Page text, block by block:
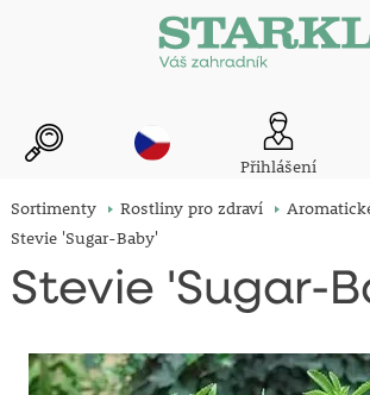
Přihlášení
Sortimenty Rostliny pro zdraví
Stevie 'Sugar-Baby'
Stevie 'Sugar-